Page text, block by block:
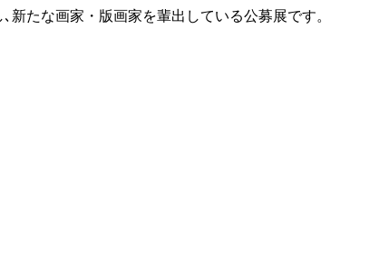
たな画家・版画家を輩出している公募展です。